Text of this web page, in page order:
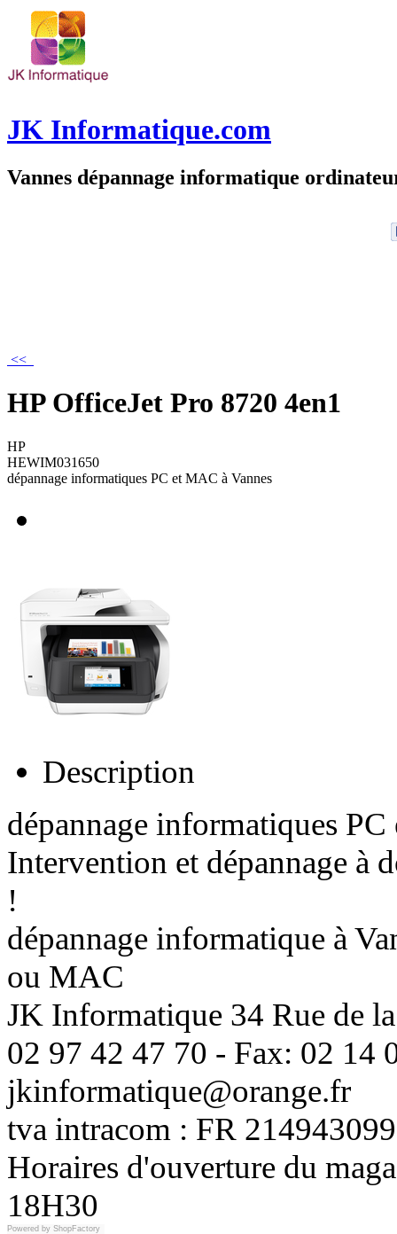
JK Informatique.com
Vannes dépannage informatique
<<
HP OfficeJet Pro 8720 4en1
HP
HEWIM031650
dépannage informatiques PC et MAC à Vannes
Description
dépannage informatiques
Intervention et dépannage à
!
dépannage informatique à
ou MAC
JK Informatique 34 Rue de
02 97 42 47 70 - Fax: 02 14
jkinformatique@orange.fr
tva intracom : FR
Horaires d'ouverture du
18H30
Powered by ShopFactory